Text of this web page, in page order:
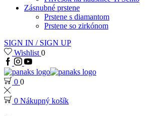
Zásnubné prstene
Prstene s diamantom
Prstene so zirkónom
SIGN IN / SIGN UP
Wishlist 0
0 0
0 Nákupný košík